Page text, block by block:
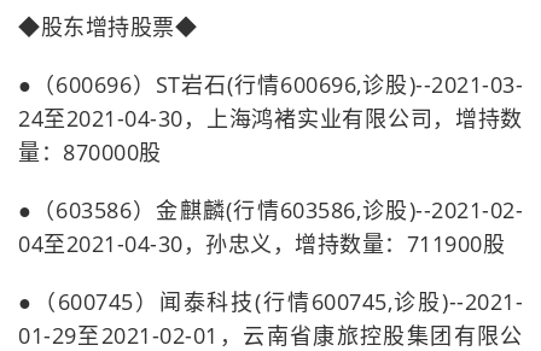
◆股东增持股票◆
●（600696）ST岩石(行情600696,诊股)--2021-03-
24至2021-04-30，上海鸿褚实业有限公司，增持数
量：870000股
●（603586）金麒麟(行情603586,诊股)--2021-02-
04至2021-04-30，孙忠义，增持数量：711900股
●（600745）闻泰科技(行情600745,诊股)--2021-
01-29至2021-02-01，云南省康旅控股集团有限公